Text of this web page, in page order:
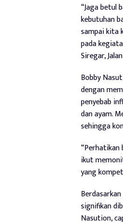
“Jaga betul
kebutuhan
sampai kita
pada
Siregar,
Bobby
dengan
penyebab
dan ayam.
sehingga
ikut
yang
signifikan
Nasution,